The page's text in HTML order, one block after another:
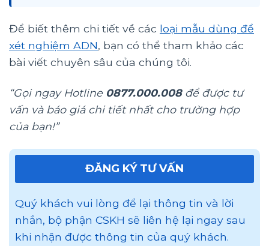
Để biết thêm chi tiết về các loại mẫu dùng để
xét nghiệm ADN, bạn có thể tham khảo các
bài viết chuyên sâu của chúng tôi.
“Gọi ngay Hotline 0877.000.008để được tư
vấn và báo giá chi tiết nhất cho trường hợp
của bạn!”
ĐĂNG KÝ TƯ VẤN
Quý khách vui lòng để lại thông tin và lời
nhắn, bộ phận CSKH sẽ liên hệ lại ngay sau
khi nhận được thông tin của quý khách.